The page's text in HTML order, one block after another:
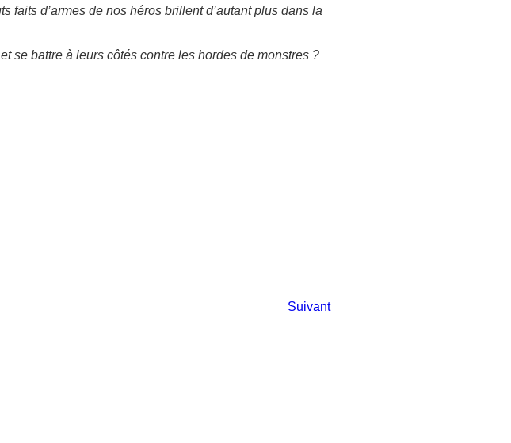
d’armes de nos héros brillent d’autant plus dans la
se battre à leurs côtés contre les hordes de monstres ?
Suivant